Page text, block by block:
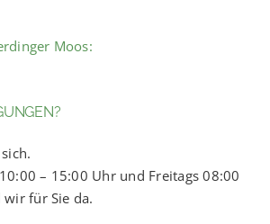
Moos:
– 15:00 Uhr und Freitags 08:00
für Sie da.